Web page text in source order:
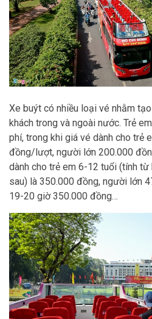
Xe buýt có nhiều loại vé nhằm
khách trong và ngoài nước. Trẻ
phí, trong khi giá vé dành cho trẻ
đồng/lượt, người lớn 200.000
dành cho trẻ em 6-12 tuổi (tính
sau) là 350.000 đồng, người lớn
19-20 giờ 350.000 đồng…